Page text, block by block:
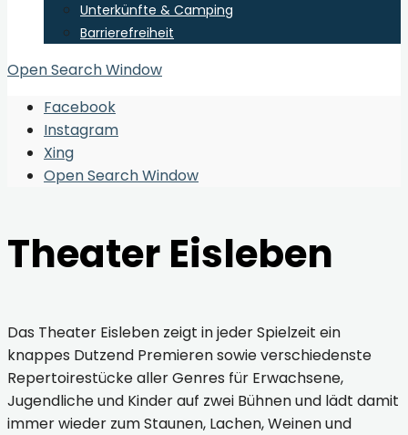
Unterkünfte & Camping
Barrierefreiheit
Open Search Window
Facebook
Instagram
Xing
Open Search Window
Theater Eisleben
Das Theater Eisleben zeigt in jeder Spielzeit ein
knappes Dutzend Premieren sowie verschiedenste
Repertoirestücke aller Genres für Erwachsene,
Jugendliche und Kinder auf zwei Bühnen und lädt damit
immer wieder zum Staunen, Lachen, Weinen und